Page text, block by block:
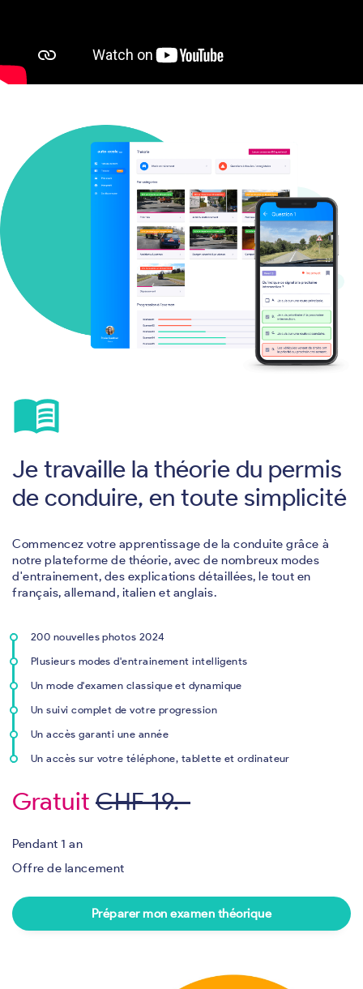
menu_book
Je travaille la théorie du permis
de conduire, en toute simplicité
Commencez votre apprentissage de la conduite grâce à
notre plateforme de théorie, avec de nombreux modes
d'entrainement, des explications détaillées, le tout en
français, allemand, italien et anglais.
200 nouvelles photos 2024
Plusieurs modes d'entrainement intelligents
Un mode d'examen classique et dynamique
Un suivi complet de votre progression
Un accès garanti une année
Un accès sur votre téléphone, tablette et ordinateur
Gratuit CHF 19.-
Pendant 1 an
Offre de lancement
Préparer mon examen théorique